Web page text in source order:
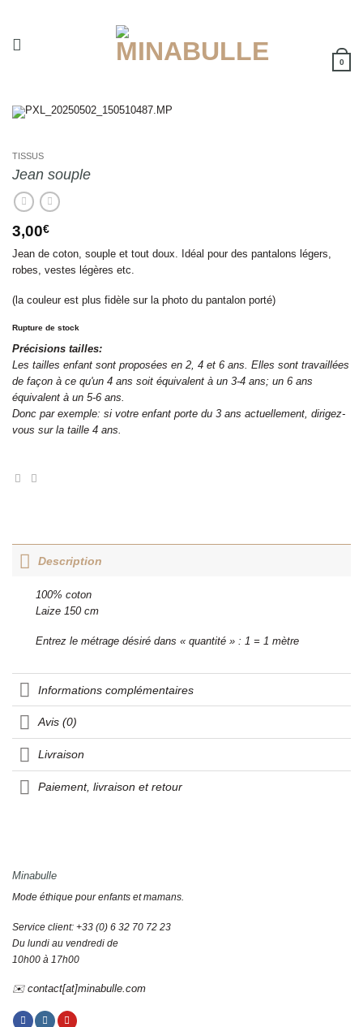
contenu
0
TISSUS
Jean souple
3,00€
Jean de coton, souple et tout doux. Idéal pour des pantalons légers,
robes, vestes légères etc.
(la couleur est plus fidèle sur la photo du pantalon porté)
Rupture de stock
Précisions tailles:
Les tailles enfant sont proposées en 2, 4 et 6 ans. Elles sont travaillées
de façon à ce qu'un 4 ans soit équivalent à un 3-4 ans; un 6 ans
équivalent à un 5-6 ans.
Donc par exemple: si votre enfant porte du 3 ans actuellement, dirigez-
vous sur la taille 4 ans.
Description
100% coton
Laize 150 cm
Entrez le métrage désiré dans « quantité » : 1 = 1 mètre
Informations complémentaires
Avis (0)
Livraison
Paiement, livraison et retour
Minabulle
Mode éthique pour enfants et mamans.
Service client: +33 (0) 6 32 70 72 23
Du lundi au vendredi de
10h00 à 17h00
✉️ contact[at]minabulle.com